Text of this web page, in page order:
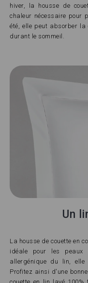
hiver, la housse de
chaleur nécessaire pour
été, elle peut absorber
durant le sommeil.
Un
La housse de couette en
idéale pour les peaux
allergénique du lin,
Profitez ainsi d'une